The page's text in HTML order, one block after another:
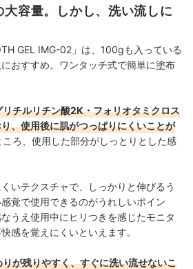
検証を担当。「ユーザーが知りたいことを
基づきわかりやすく提供する」をモットー
務に取り組んでいる。
のプロフィール
容量。しかし、洗い流しに
GEL IMG-02」は、100gも入っている
おすすめ。ワンタッチ式で簡単に塗布
チルリチン酸2K・フォリオタミクロス
、使用後に肌がつっぱりにくいことが
ろ、使用した部分がしっとりとした感
いテクスチャで、しっかりと伸びるう
覚で使用できるのがうれしいポイン
うえ使用中にヒリつきを感じたモニタ
感を覚えにくいといえます。
が残りやすく、すぐに洗い流せないこ